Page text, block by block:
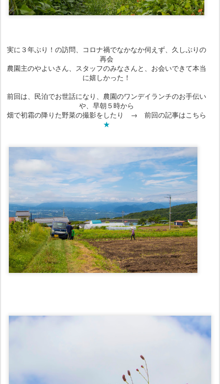
実に３年ぶり！の訪問、コロナ禍でなかなか伺えず、久しぶりの
再会
農園主のやよいさん、スタッフのみなさんと、お会いできて本当
に嬉しかった！
前回は、民泊でお世話になり、農園のワンデイランチのお手伝い
や、早朝５時から
畑で初霜の降りた野菜の撮影をしたり → 前回の記事はこちら
★